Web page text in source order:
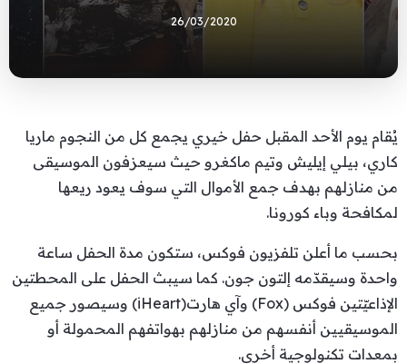
26/03/2020
يُقام يوم الأحد المقبل حفل خيري يجمع كل من النجوم ماريا
كاري، بيلي إيليش وتيم ماكغرو حيث سيعزفون الموسيقى
من منازلهم بهدف جمع الأموال التي سوف يعود ريعها
لمكافحة وباء كورونا.
بحسب ما أعلن تلفزيون فوكس، ستكون مدة الحفل ساعة
واحدة وسيقدّمه إلتون جون. كما سيبث الحفل على المحطتين
الإذاعيّتين فوكس (Fox) وآي هارت(iHeart) وسيصور جميع
الموسيقيين أنفسهم من منازلهم بهواتفهم المحمولة أو
بمعدات تكنولوجية أخرى.